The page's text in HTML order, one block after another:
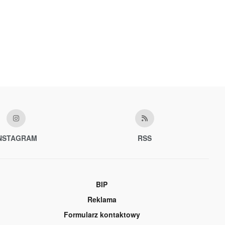
RSS
BIP
Reklama
Formularz kontaktowy